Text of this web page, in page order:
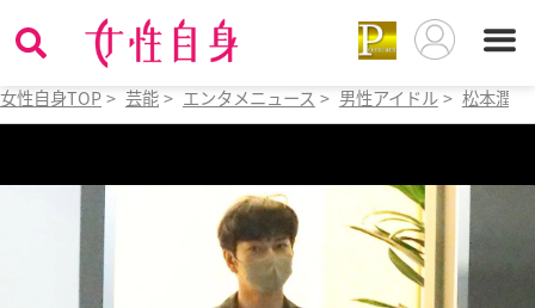
女性自身TOP > 芸能 > エンタメニュース > 男性アイドル > 松本潤